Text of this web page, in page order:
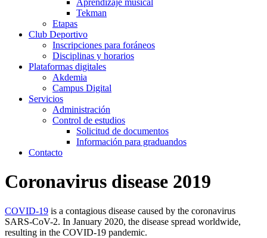
Tekman
Etapas
Club Deportivo
Inscripciones para foráneos
Disciplinas y horarios
Plataformas digitales
Akdemia
Campus Digital
Servicios
Administración
Control de estudios
Solicitud de documentos
Información para graduandos
Contacto
Coronavirus disease 2019
COVID-19 is a contagious disease caused by the coronavirus
SARS-CoV-2. In January 2020, the disease spread worldwide,
resulting in the COVID-19 pandemic.